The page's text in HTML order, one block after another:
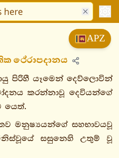
APZ
ථේරාපදානය
පිරිහී යෑමෙන් දෙව්ලොවින්
කරන්නාවූ දෙවියන්ගේ
යෙත්.
මනුෂ්‍යයන්ගේ සහභාවයවූ
සසුනෙහි උතුම් වූ